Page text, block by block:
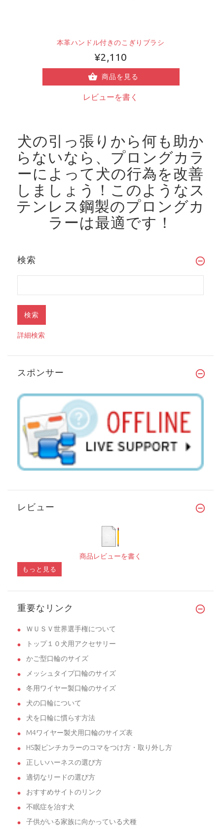
本革ハンドル付きのこぎりブラシ
¥2,110
商品を見る
レビューを書く
犬の引っ張りから何も助か
らないなら、プロングカラ
ーによって犬の行為を改善
しましょう！ このようなス
テンレス鋼製のプロングカ
ラーは最適です！
検索
詳細検索
スポンサー
レビュー
商品レビューを書く
もっと見る
重要なリンク
ＷＵＳＶ世界選手権について
トップ１０犬用アクセサリー
かご型口輪のサイズ
メッシュタイプ口輪のサイズ
冬用ワイヤー製口輪のサイズ
犬の口輪について
犬を口輪に慣らす方法
M4ワイヤー製犬用口輪のサイズ表
HS製ピンチカラーのコマをつけ方・取り外し方
正しいハーネスの選び方
適切なリードの選び方
おすすめサイトのリンク
不眠症を治す犬
子供がいる家族に向かっている犬種